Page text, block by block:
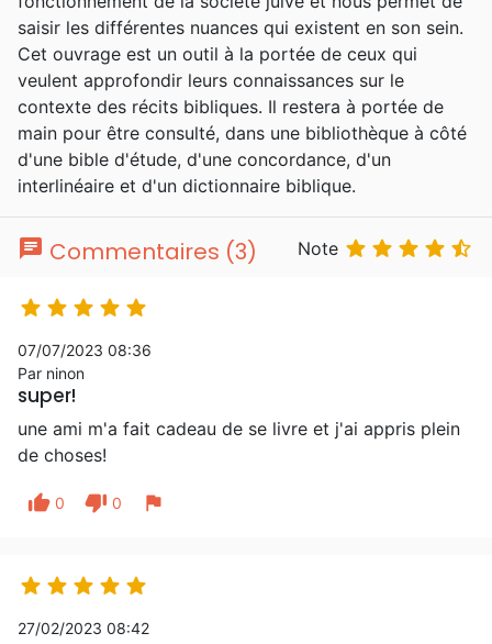
saisir les différentes nuances qui existent en son sein.
Cet ouvrage est un outil à la portée de ceux qui
veulent approfondir leurs connaissances sur le
contexte des récits bibliques. Il restera à portée de
main pour être consulté, dans une bibliothèque à côté
d'une bible d'étude, d'une concordance, d'un
interlinéaire et d'un dictionnaire biblique.
chat Commentaires (3) Note     
    
07/07/2023 08:36
Par ninon
super!
une ami m'a fait cadeau de se livre et j'ai appris plein
de choses!
thumb_up 0 thumb_down 0 flag
    
27/02/2023 08:42